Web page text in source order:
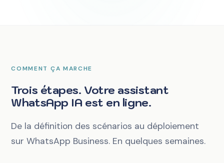
COMMENT ÇA MARCHE
Trois étapes. Votre assistant
WhatsApp IA est en ligne.
De la définition des scénarios au déploiement
sur WhatsApp Business. En quelques semaines.